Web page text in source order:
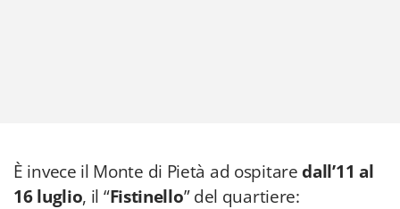
È invece il Monte di Pietà ad ospitaredall’11 al
16 luglio, il “Fistinello” del quartiere: